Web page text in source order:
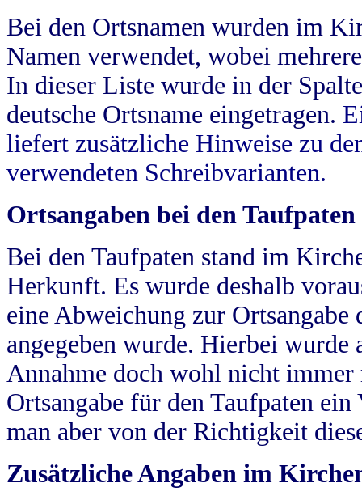
Bei den Ortsnamen wurden im
Namen verwendet, wobei
In dieser Liste wurde in der
deutsche Ortsname eingetragen.
liefert zusätzliche Hinweise zu
verwendeten Schreibvarianten.
Ortsangaben bei den Taufpaten
Bei den Taufpaten stand im
Herkunft. Es wurde deshalb
eine Abweichung zur
angegeben wurde. Hierbei wurde
Annahme doch wohl nicht
Ortsangabe für den Taufpaten
man aber von der Richtigkeit
Zusätzliche Angaben im